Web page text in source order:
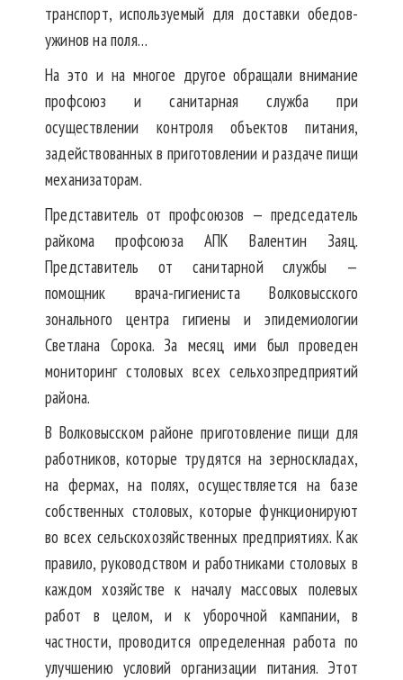
транспорт, используемый для доставки обедов-
ужинов на поля…
На это и на многое другое обращали внимание
профсоюз и санитарная служба при
осуществлении контроля объектов питания,
задействованных в приготовлении и раздаче пищи
механизаторам.
Представитель от профсоюзов — председатель
райкома профсоюза АПК Валентин Заяц.
Представитель от санитарной службы —
помощник врача-гигиениста Волковысского
зонального центра гигиены и эпидемиологии
Светлана Сорока. За месяц ими был проведен
мониторинг столовых всех сельхозпредприятий
района.
В Волковысском районе приготовление пищи для
работников, которые трудятся на зерноскладах,
на фермах, на полях, осуществляется на базе
собственных столовых, которые функционируют
во всех сельскохозяйственных предприятиях. Как
правило, руководством и работниками столовых в
каждом хозяйстве к началу массовых полевых
работ в целом, и к уборочной кампании, в
частности, проводится определенная работа по
улучшению условий организации питания. Этот